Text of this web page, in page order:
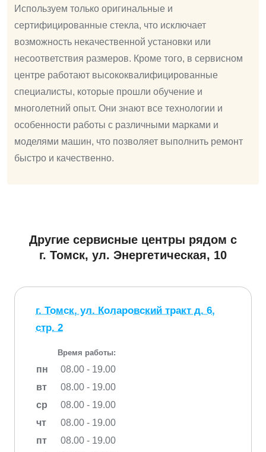
Используем только оригинальные и
сертифицированные стекла, что исключает
возможность некачественной установки или
несоответствия размеров. Кроме того, в сервисном
центре работают высококвалифицированные
специалисты, которые прошли обучение и
многолетний опыт. Они знают все технологии и
особенности работы с различными марками и
моделями машин, что позволяет выполнить ремонт
быстро и качественно.
Другие сервисные центры рядом с
г. Томск, ул. ​Энергетическая, 10
г. Томск, ул. Коларовский тракт д. 6,
стр. 2
Время работы:
пн
08.00 - 19.00
вт
08.00 - 19.00
ср
08.00 - 19.00
чт
08.00 - 19.00
пт
08.00 - 19.00